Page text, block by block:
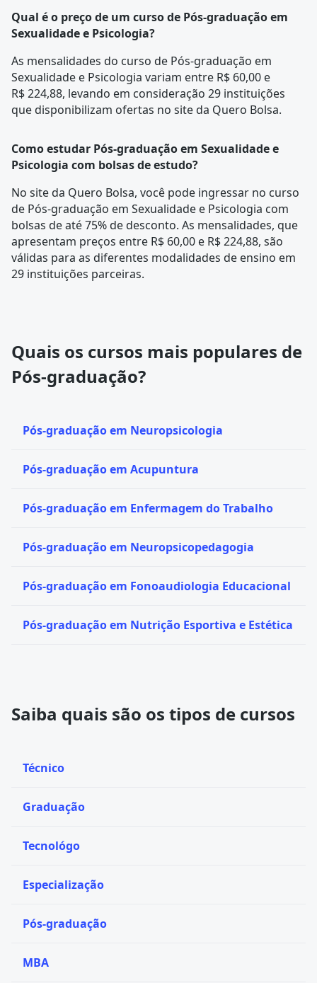
Qual é o preço de um curso de Pós-graduação em
Sexualidade e Psicologia?
As mensalidades do curso de Pós-graduação em
Sexualidade e Psicologia variam entre R$ 60,00 e
R$ 224,88, levando em consideração 29 instituições
que disponibilizam ofertas no site da Quero Bolsa.
Como estudar Pós-graduação em Sexualidade e
Psicologia com bolsas de estudo?
No site da Quero Bolsa, você pode ingressar no curso
de Pós-graduação em Sexualidade e Psicologia com
bolsas de até 75% de desconto. As mensalidades, que
apresentam preços entre R$ 60,00 e R$ 224,88, são
válidas para as diferentes modalidades de ensino em
29 instituições parceiras.
Quais os cursos mais populares de
Pós-graduação?
Pós-graduação em Neuropsicologia
Pós-graduação em Acupuntura
Pós-graduação em Enfermagem do Trabalho
Pós-graduação em Neuropsicopedagogia
Pós-graduação em Fonoaudiologia Educacional
Pós-graduação em Nutrição Esportiva e Estética
Saiba quais são os tipos de cursos
Técnico
Graduação
Tecnológo
Especialização
Pós-graduação
MBA